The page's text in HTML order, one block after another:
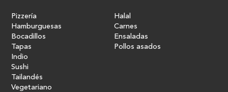
Pizzería
Hamburguesas
Bocadillos
Tapas
Indio
Sushi
Tailandés
Vegetariano
Halal
Carnes
Ensaladas
Pollos asados